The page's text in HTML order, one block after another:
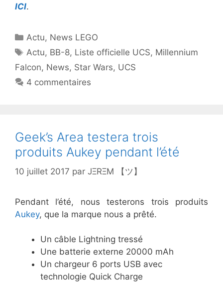
ICI.
Catégories
Actu, News LEGO
Étiquettes
Actu, BB-8, Liste officielle UCS, Millennium
Falcon, News, Star Wars, UCS
4 commentaires
Geek’s Area testera trois
produits Aukey pendant l’été
10 juillet 2017 par JΞRΞM 【ツ】
Pendant l’été, nous testerons trois produits
Aukey, que la marque nous a prêté.
Un câble Lightning tressé
Une batterie externe 20000 mAh
Un chargeur 6 ports USB avec
technologie Quick Charge